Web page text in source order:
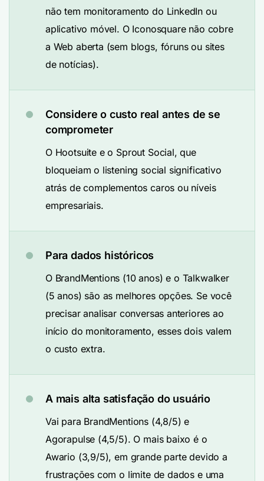
não tem monitoramento do LinkedIn ou
aplicativo móvel. O Iconosquare não cobre
a Web aberta (sem blogs, fóruns ou sites
de notícias).
Considere o custo real antes de se
comprometer
O Hootsuite e o Sprout Social, que
bloqueiam o listening social significativo
atrás de complementos caros ou níveis
empresariais.
Para dados históricos
O BrandMentions (10 anos) e o Talkwalker
(5 anos) são as melhores opções. Se você
precisar analisar conversas anteriores ao
início do monitoramento, esses dois valem
o custo extra.
A mais alta satisfação do usuário
Vai para BrandMentions (4,8/5) e
Agorapulse (4,5/5). O mais baixo é o
Awario (3,9/5), em grande parte devido a
frustrações com o limite de dados e uma